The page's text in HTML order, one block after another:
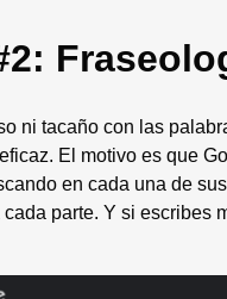
ni tacaño con las
El motivo es que
en cada una de
cada parte. Y si escribes